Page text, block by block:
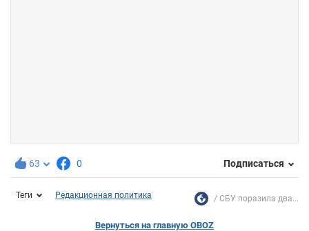
63 0 Подписаться
Теги Редакционная политика СБУ поразила два...
Вернуться на главную OBOZ